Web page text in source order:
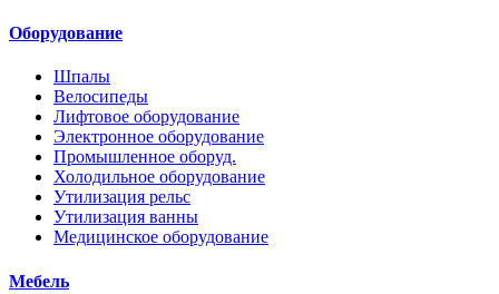
Оборудование
Шпалы
Велосипеды
Лифтовое оборудование
Электронное оборудование
Промышленное оборуд.
Холодильное оборудование
Утилизация рельс
Утилизация ванны
Медицинское оборудование
Мебель